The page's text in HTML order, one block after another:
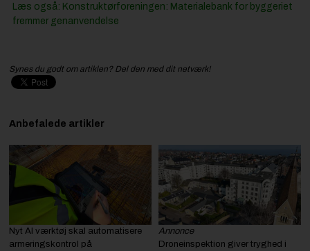
Læs også: Konstruktørforeningen: Materialebank for byggeriet
fremmer genanvendelse
Synes du godt om artiklen? Del den med dit netværk!
Anbefalede artikler
Nyt AI værktøj skal automatisere
armeringskontrol på
Annonce
Droneinspektion giver tryghed i